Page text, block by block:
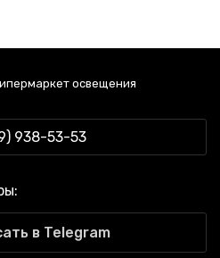
освещения
938-53-53
в Telegram